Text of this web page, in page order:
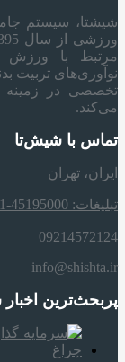
شیشتا، سیستم
مرتبط با ورزش
نوآوری‌های تربیت
تخصصی در زمینه
می‌کند.
تماس با شیش‌تا
ایران، تهران
تبلیغات: 45195000-021
09214572124
info@shishta.ir
پربحث‌ترین